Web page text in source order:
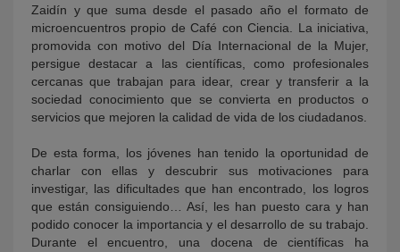
Zaidín y que suma desde el pasado año el formato de
microencuentros propio de Café con Ciencia. La iniciativa,
promovida con motivo del Día Internacional de la Mujer,
persigue destacar a las científicas, como profesionales
cercanas que trabajan para idear, crear y transferir a la
sociedad conocimiento que se convierta en productos o
servicios que mejoren la calidad de vida de los ciudadanos.
De esta forma, los jóvenes han tenido la oportunidad de
charlar con ellas y descubrir sus motivaciones para
investigar, las dificultades que han encontrado, los logros
que están consiguiendo… Así, les han puesto cara y han
podido conocer la importancia y el desarrollo de su trabajo.
Durante el encuentro, una docena de científicas ha